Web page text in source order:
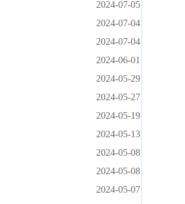
2024-07-05
2024-07-04
2024-07-04
2024-06-01
2024-05-29
2024-05-27
2024-05-19
2024-05-13
2024-05-08
2024-05-08
2024-05-07